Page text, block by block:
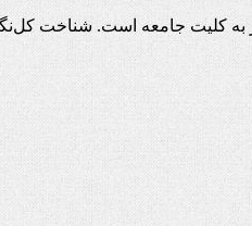
کلیت جامعه است. شناخت